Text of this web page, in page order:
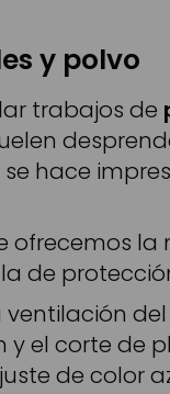
y polvo
trabajos de
se hace
ofrecemos
de
el corte de
de color